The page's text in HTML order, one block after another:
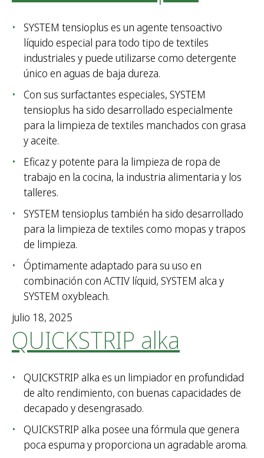
SYSTEM tensioplus es un agente tensoactivo
líquido especial para todo tipo de textiles
industriales y puede utilizarse como detergente
único en aguas de baja dureza.
Con sus surfactantes especiales, SYSTEM
tensioplus ha sido desarrollado especialmente
para la limpieza de textiles manchados con grasa
y aceite.
Eficaz y potente para la limpieza de ropa de
trabajo en la cocina, la industria alimentaria y los
talleres.
SYSTEM tensioplus también ha sido desarrollado
para la limpieza de textiles como mopas y trapos
de limpieza.
Óptimamente adaptado para su uso en
combinación con ACTIV líquid, SYSTEM alca y
SYSTEM oxybleach.
julio 18, 2025
QUICKSTRIP alka
QUICKSTRIP alka es un limpiador en profundidad
de alto rendimiento, con buenas capacidades de
decapado y desengrasado.
QUICKSTRIP alka posee una fórmula que genera
poca espuma y proporciona un agradable aroma.